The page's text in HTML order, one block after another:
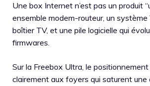
Une box Internet n’est pas un produit
ensemble modem-routeur, un système
boîtier TV, et une pile logicielle qui
firmwares.
Sur la Freebox Ultra, le positionnement
clairement aux foyers qui saturent une